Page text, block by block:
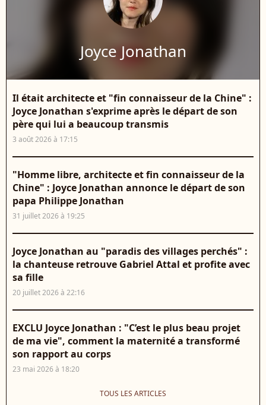
Joyce Jonathan
Il était architecte et "fin connaisseur de la Chine" :
Joyce Jonathan s'exprime après le départ de son
père qui lui a beaucoup transmis
3 août 2026 à 17:15
"Homme libre, architecte et fin connaisseur de la
Chine" : Joyce Jonathan annonce le départ de son
papa Philippe Jonathan
31 juillet 2026 à 19:25
Joyce Jonathan au "paradis des villages perchés" :
la chanteuse retrouve Gabriel Attal et profite avec
sa fille
20 juillet 2026 à 22:16
EXCLU Joyce Jonathan : "C’est le plus beau projet
de ma vie", comment la maternité a transformé
son rapport au corps
23 mai 2026 à 18:20
TOUS LES ARTICLES